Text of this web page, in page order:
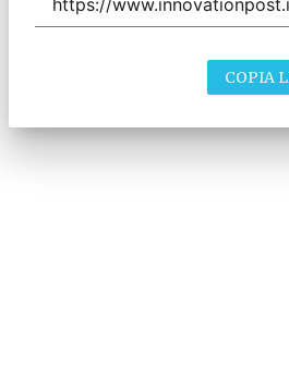
COPIA